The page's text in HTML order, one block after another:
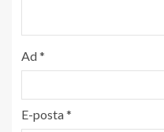
Ad*
E-posta*